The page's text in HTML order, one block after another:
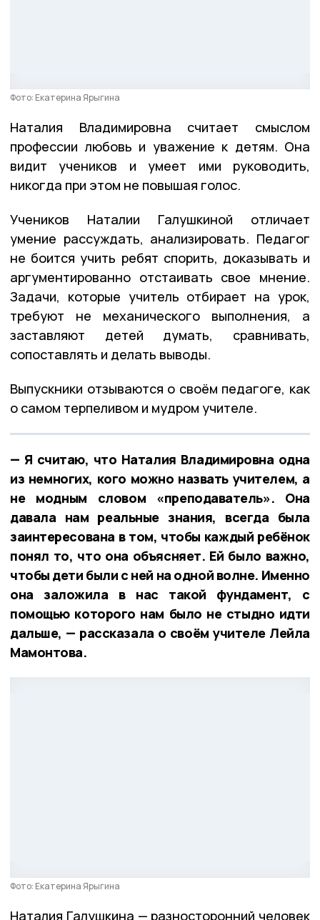
Фото: Екатерина Ярыгина
Наталия Владимировна считает смыслом
профессии любовь и уважение к детям. Она
видит учеников и умеет ими руководить,
никогда при этом не повышая голос.
Учеников Наталии Галушкиной отличает
умение рассуждать, анализировать. Педагог
не боится учить ребят спорить, доказывать и
аргументированно отстаивать свое мнение.
Задачи, которые учитель отбирает на урок,
требуют не механического выполнения, а
заставляют детей думать, сравнивать,
сопоставлять и делать выводы.
Выпускники отзываются о своём педагоге, как
о самом терпеливом и мудром учителе.
— Я считаю, что Наталия Владимировна одна
из немногих, кого можно назвать учителем, а
не модным словом «преподаватель». Она
давала нам реальные знания, всегда была
заинтересована в том, чтобы каждый ребёнок
понял то, что она объясняет. Ей было важно,
чтобы дети были с ней на одной волне. Именно
она заложила в нас такой фундамент, с
помощью которого нам было не стыдно идти
дальше, — рассказала о своём учителе Лейла
Мамонтова.
Фото: Екатерина Ярыгина
Наталия Галушкина — разносторонний человек